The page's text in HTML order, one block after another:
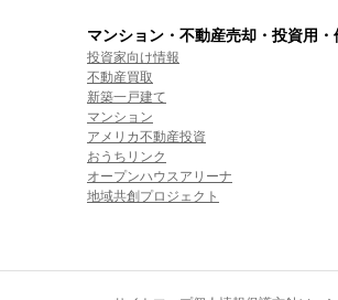
マンション・不動産売却・投資用・
投資家向け情報
不動産買取
新築一戸建て
マンション
アメリカ不動産投資
おうちリンク
オープンハウスアリーナ
地域共創プロジェクト